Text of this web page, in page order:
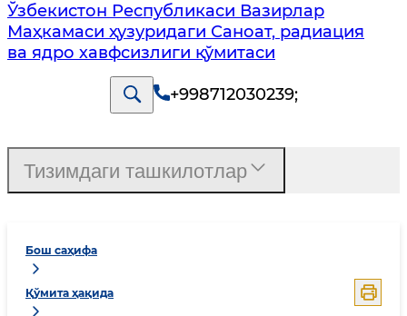
Ўзбекистон Республикаси Вазирлар
Маҳкамаси ҳузуридаги Саноат, радиация
ва ядро хавфсизлиги қўмитаси
+998712030239;
Бош саҳифа
Қўмита ҳақида
Тизимдаги ташкилотлар